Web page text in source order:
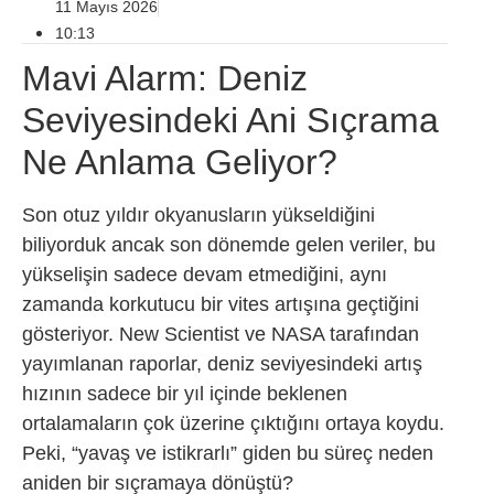
11 Mayıs 2026
10:13
Mavi Alarm: Deniz
Seviyesindeki Ani Sıçrama
Ne Anlama Geliyor?
Son otuz yıldır okyanusların yükseldiğini
biliyorduk ancak son dönemde gelen veriler, bu
yükselişin sadece devam etmediğini, aynı
zamanda korkutucu bir vites artışına geçtiğini
gösteriyor. New Scientist ve NASA tarafından
yayımlanan raporlar, deniz seviyesindeki artış
hızının sadece bir yıl içinde beklenen
ortalamaların çok üzerine çıktığını ortaya koydu.
Peki, “yavaş ve istikrarlı” giden bu süreç neden
aniden bir sıçramaya dönüştü?